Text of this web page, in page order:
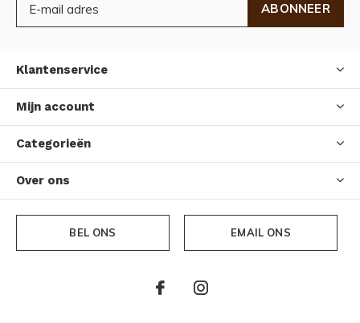
ABONNEER
Klantenservice
Mijn account
Categorieën
Over ons
BEL ONS EMAIL ONS